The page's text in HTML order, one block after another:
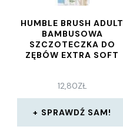
HUMBLE BRUSH ADULT
BAMBUSOWA
SZCZOTECZKA DO
ZĘBÓW EXTRA SOFT
12,80ZŁ
SPRAWDŹ SAM!